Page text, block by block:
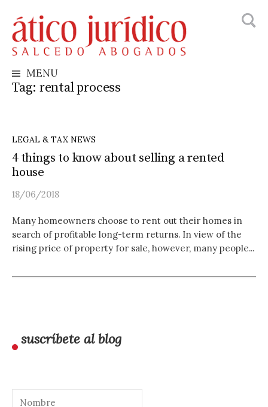
to
content
for:
MENU
Tag: rental process
LEGAL & TAX NEWS
4 things to know about selling a rented
house
18/06/2018
Many homeowners choose to rent out their homes in
search of profitable long-term returns. In view of the
rising price of property for sale, however, many people...
suscríbete al blog